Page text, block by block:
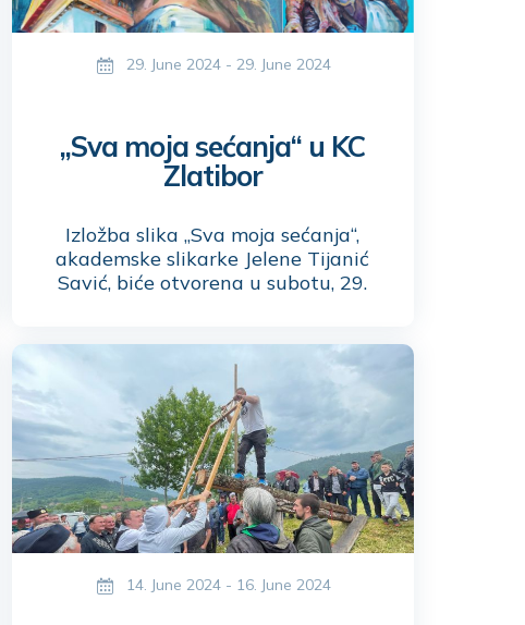
29. June 2024 - 29. June 2024
„Sva moja sećanja“ u KC
Zlatibor
Izložba slika „Sva moja sećanja“,
akademske slikarke Jelene Tijanić
Savić, biće otvorena u subotu, 29.
14. June 2024 - 16. June 2024